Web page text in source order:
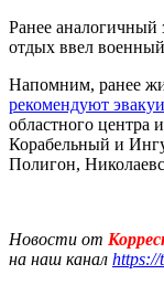
Ранее
отдых ввел
Напомним, ранее
рекомендуют
областного центра
Корабельный и
Полигон,
Новости от
на наш канал https://